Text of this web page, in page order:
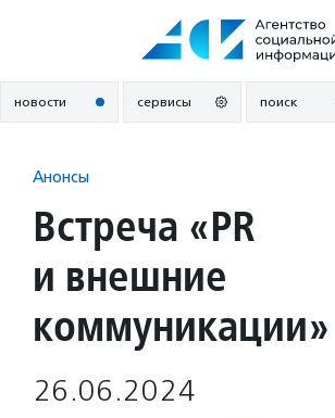
новости сервисы поиск
Анонсы
Встреча «PR
и внешние
коммуникации»
26.06.2024